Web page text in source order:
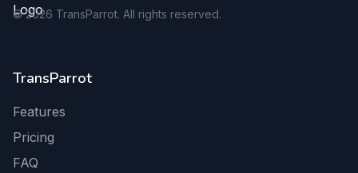
©2026 TransParrot. All rights reserved.
TransParrot
Features
Pricing
FAQ